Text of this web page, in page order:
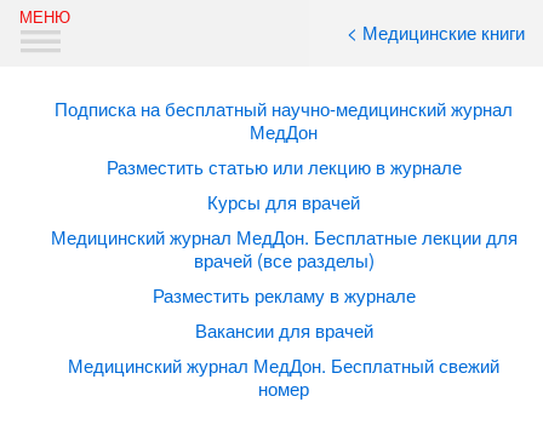
< Медицинские книги
Подписка на бесплатный научно-медицинский журнал
МедДон
Разместить статью или лекцию в журнале
Курсы для врачей
Медицинский журнал МедДон. Бесплатные лекции для
врачей (все разделы)
Разместить рекламу в журнале
Вакансии для врачей
Медицинский журнал МедДон. Бесплатный свежий
номер